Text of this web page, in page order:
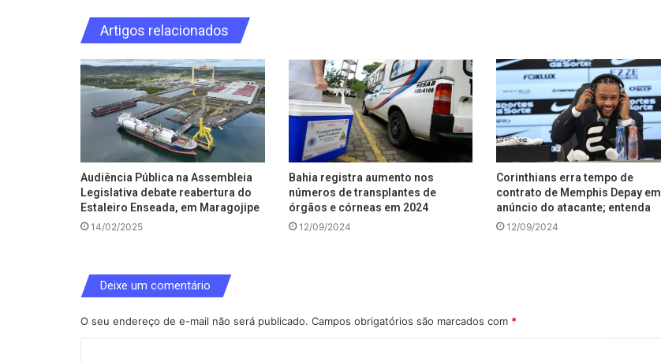
Artigos relacionados
Audiência Pública na Assembleia
Legislativa debate reabertura do
Estaleiro Enseada, em Maragojipe
14/02/2025
Bahia registra aumento nos
números de transplantes de
órgãos e córneas em 2024
12/09/2024
Corinthians erra tempo de
contrato de Memphis Depay em
anúncio do atacante; entenda
12/09/2024
Deixe um comentário
O seu endereço de e-mail não será publicado. Campos obrigatórios são marcados com *